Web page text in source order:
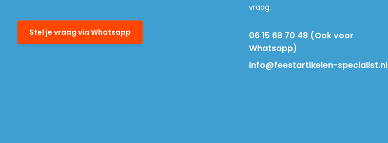
Stel je vraag via Whatsapp
vraag
06 15 68 70 48 (Ook voor
Whatsapp)
info@feestartikelen-specialist.nl